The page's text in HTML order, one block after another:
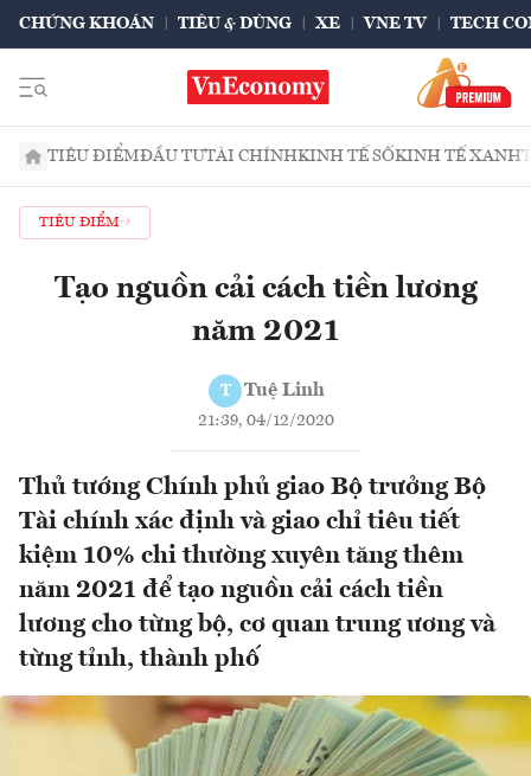
CHỨNG KHOÁN TIÊU & DÙNG XE VNE TV TECH
TIÊU ĐIỂMĐẦU TƯTÀI CHÍNHKINH TẾ SỐKINH TẾ XANH
TIÊU ĐIỂM
Tạo nguồn cải cách tiền lương
năm 2021
T Tuệ Linh
21:39, 04/12/2020
Thủ tướng Chính phủ giao Bộ trưởng Bộ
Tài chính xác định và giao chỉ tiêu tiết
kiệm 10% chi thường xuyên tăng thêm
năm 2021 để tạo nguồn cải cách tiền
lương cho từng bộ, cơ quan trung ương và
từng tỉnh, thành phố